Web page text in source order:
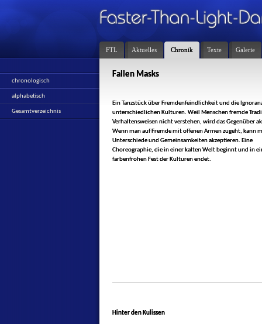
FTL Aktuelles Chronik Texte Galerie
chronologisch
alphabetisch
Gesamtverzeichnis
Fallen Masks
Ein Tanzstück über Fremdenfeindlichkeit und die
unterschiedlichen Kulturen. Weil Menschen fremde
Verhaltensweisen nicht verstehen, wird das Gegenüber
Wenn man auf Fremde mit offenen Armen zugeht, kann
Unterschiede und Gemeinsamkeiten akzeptieren. Eine
Choreographie, die in einer kalten Welt beginnt und in
farbenfrohen Fest der Kulturen endet.
Hinter den Kulissen